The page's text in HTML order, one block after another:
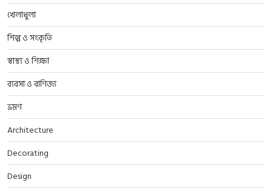
খেলাধুলা
শিল্প ও সংকৃতি
স্বাস্থ্য ও শিক্ষা
ব্যবসা ও বাণিজ্য
ভ্রমণ
Architecture
Decorating
Design